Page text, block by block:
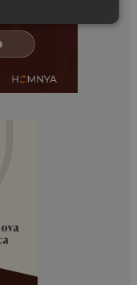
fruibile il
quali la
aree
di
cookie.
/ DOMINIO